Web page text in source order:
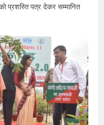
प्रशस्ति पत्र देकर सम्मानित